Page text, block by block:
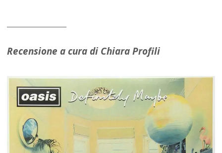
Recensione a cura di Chiara Profili